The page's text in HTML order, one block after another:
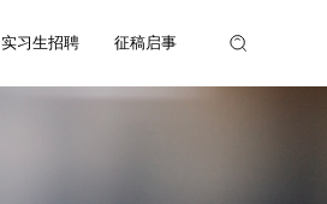
实习生招聘 征稿启事